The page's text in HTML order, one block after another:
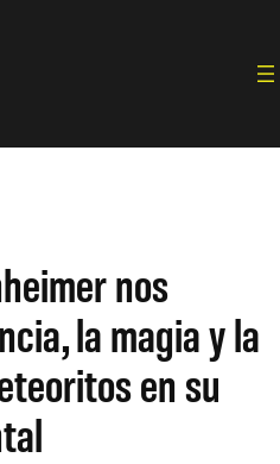
nos
la magia y la
en su